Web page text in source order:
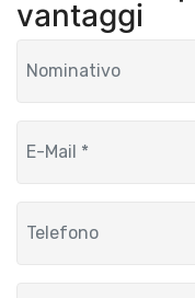
vantaggi